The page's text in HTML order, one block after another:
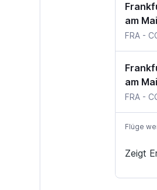
am
FRA-
am
FRA-
Flüge
Zeigt